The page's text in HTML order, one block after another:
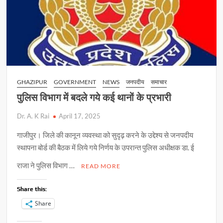
GHAZIPUR GOVERNMENT NEWS जनपदीय समाचार
पुलिस विभाग में बदले गये कई थानों के प्रभारी
Dr. A. K Rai April 17, 2025
गाजीपुर। जिले की कानून व्यवस्था को सुदृढ़ करने के उद्देश्य से जनपदीय
स्थापना बोर्ड की बैठक में लिये गये निर्णय के उपरान्त पुलिस अधीक्षक डा. ई
राजा ने पुलिस विभाग …
READ MORE
Share this:
Share